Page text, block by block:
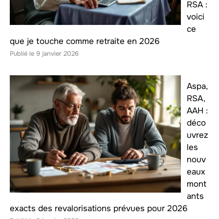
RSA :
voici
ce
que je touche comme retraite en 2026
9 janvier 2026
Aspa,
RSA,
AAH :
déco
uvrez
les
nouv
eaux
mont
ants
exacts des revalorisations prévues pour 2026